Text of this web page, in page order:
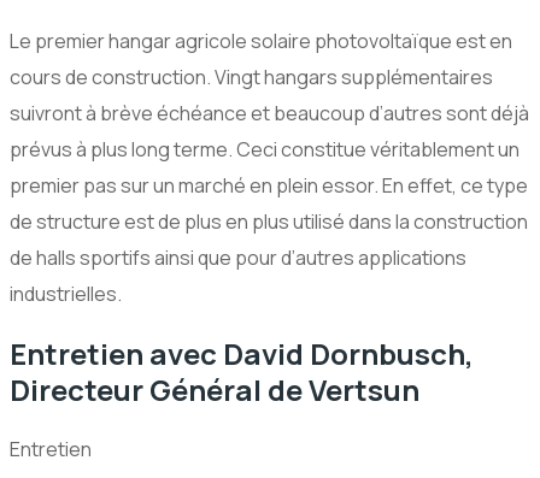
Le premier hangar agricole solaire photovoltaïque est en
cours de construction. Vingt hangars supplémentaires
suivront à brève échéance et beaucoup d’autres sont déjà
prévus à plus long terme. Ceci constitue véritablement un
premier pas sur un marché en plein essor. En effet, ce type
de structure est de plus en plus utilisé dans la construction
de halls sportifs ainsi que pour d’autres applications
industrielles.
Entretien avec David Dornbusch,
Directeur Général de Vertsun
Entretien